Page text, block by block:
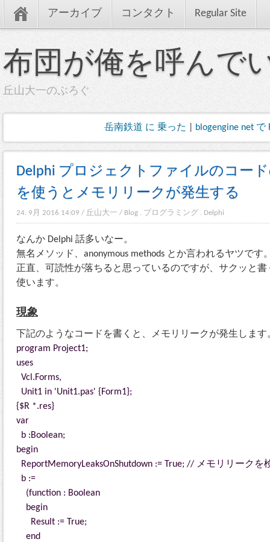
アーカイブ コンタクト Regular Site
布団が俺を呼んで
丘山大一のぶろぐ
岳南鉄道 に 乗った blogengine net で
Delphi プロジェクトファイルのコー
を使うとメモリリークが発生する
24. 9月 2016 14:09 / 丘山大一 / Blog . プログラミング . Delphi
なんか Delphi 話多いなー。
無名メソッド、anonymous methods とか言われるヤツです
正直、可読性が落ちると思っているのですが、サクッと
使います。
現象
下記のようなコードを書くと、メモリリークが発生します
program Project1;
uses
Vcl.Forms,
Unit1 in 'Unit1.pas' {Form1};
{$R *.res}
var
b :Boolean;
begin
ReportMemoryLeaksOnShutdown := True; // メモリリークを
b :=
(function : Boolean
begin
Result := True;
end